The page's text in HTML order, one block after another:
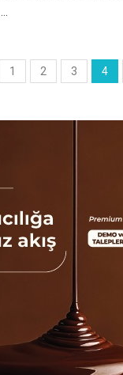
1 2 3 4